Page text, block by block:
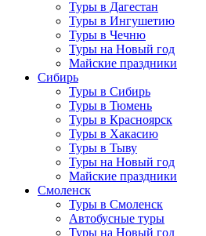
Туры в Дагестан
Туры в Ингушетию
Туры в Чечню
Туры на Новый год
Майские праздники
Сибирь
Туры в Сибирь
Туры в Тюмень
Туры в Красноярск
Туры в Хакасию
Туры в Тыву
Туры на Новый год
Майские праздники
Смоленск
Туры в Смоленск
Автобусные туры
Туры на Новый год